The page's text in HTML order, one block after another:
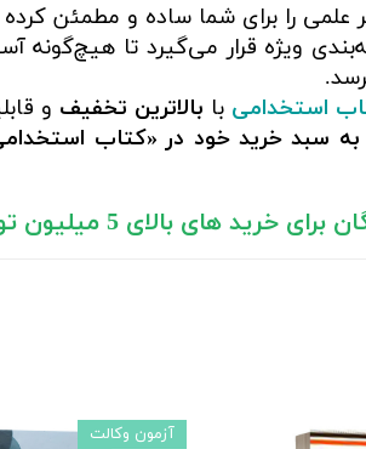
علمی را برای شما ساده و مطمئن
ویژه قرار می‌گیرد تا هیچ‌گونه
استخدامی با بالاترین تخفیف و
محمدرضا پاسبان را به سبد خرید خود در
خرید های بالای 5 میلیون تومان)
آزمون وکالت